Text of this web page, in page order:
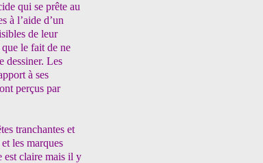
qui se prête au
à l’aide d’un
de leur
le fait de ne
dessiner. Les
à ses
perçus par
tranchantes et
les marques
est claire mais il y